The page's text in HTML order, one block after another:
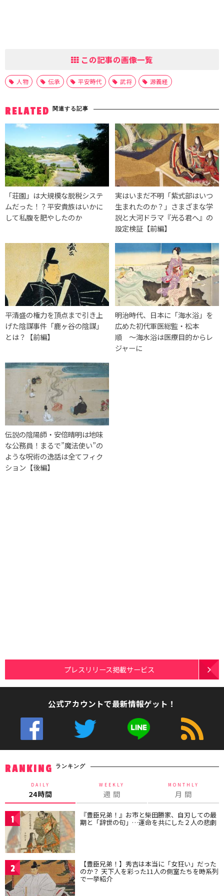
この記事の画像一覧
人物 伝承 平安時代 武将 源義経
RELATED 関連する記事
「荘園」は大規模な脱税システ
ムだった！？平安貴族はいかに
して私腹を肥やしたのか
実はいまだ不明「紫式部はいつ
生まれたのか？」さまざまな学
説と大河ドラマ『光る君へ』の
設定検証【前編】
平清盛の権力を頂点まで引き上
げた陰謀事件「鹿ヶ谷の陰謀」
とは？【前編】
明治時代、日本に「海水浴」を
広めた初代軍医総監・松本
順 〜海水浴は医療目的からレ
ジャーに
伝説の陰陽師・安倍晴明は地味
な公務員！まるで”魔法使い”の
ような呪術の逸話は全てフィク
ション【後編】
プレスリリース掲載サービス
公式アカウントで最新情報ゲット！
RANKING ランキング
DAILY
24時間
WEEKLY
週 間
MONTHLY
月 間
1 『豊臣兄弟！』お市と柴田勝家、自刃しての最
期と「辞世の句」…運命を共にした２人の悲劇
2 【豊臣兄弟！】秀吉は本当に「女狂い」だった
のか？ 天下人を彩った11人の側室たちを時系列
で一挙紹介